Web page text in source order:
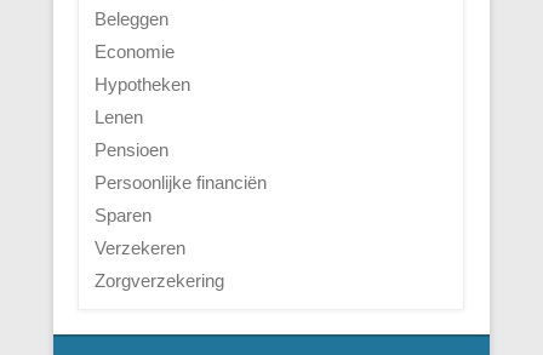
Beleggen
Economie
Hypotheken
Lenen
Pensioen
Persoonlijke financiën
Sparen
Verzekeren
Zorgverzekering